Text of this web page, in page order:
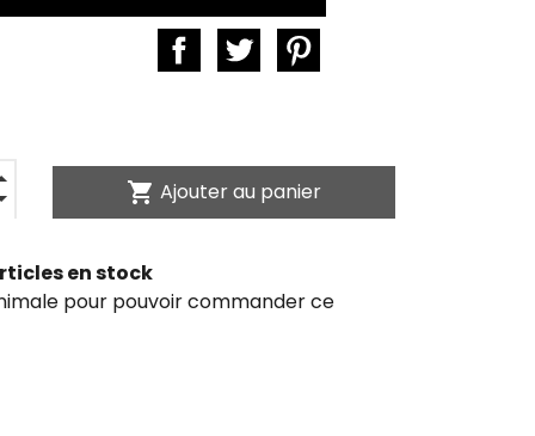
shopping_cart Ajouter au panier
en stock
pour pouvoir commander ce